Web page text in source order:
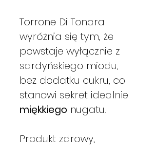
Torrone Di Tonara
wyróżnia się tym, że
powstaje wyłącznie z
sardyńskiego miodu,
bez dodatku cukru, co
stanowi sekret idealnie
miękkiego nugatu.
Produkt zdrowy,